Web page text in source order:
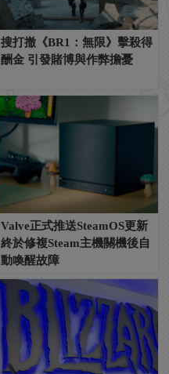
搜打撤《BR1：無限》擊殺得
酬金 引發賭博與作弊擔憂
Valve正式推送SteamOS更新
終於修複Steam主機關機後自
動喚醒故障